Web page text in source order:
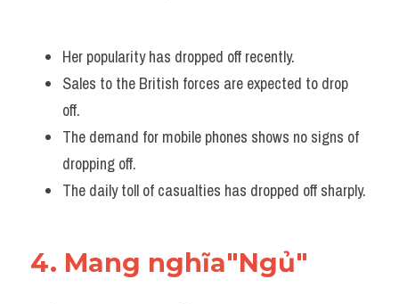
Her popularity has dropped off recently.
Sales to the British forces are expected to drop
off.
The demand for mobile phones shows no signs of
dropping off.
The daily toll of casualties has dropped off sharply.
4. Mang nghĩa"Ngủ"